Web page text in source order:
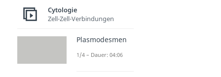
Cytologie
Zell-Zell-Verbindungen
Plasmodesmen
1/4 – Dauer: 04:06